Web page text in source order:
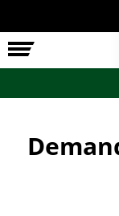
COURSE